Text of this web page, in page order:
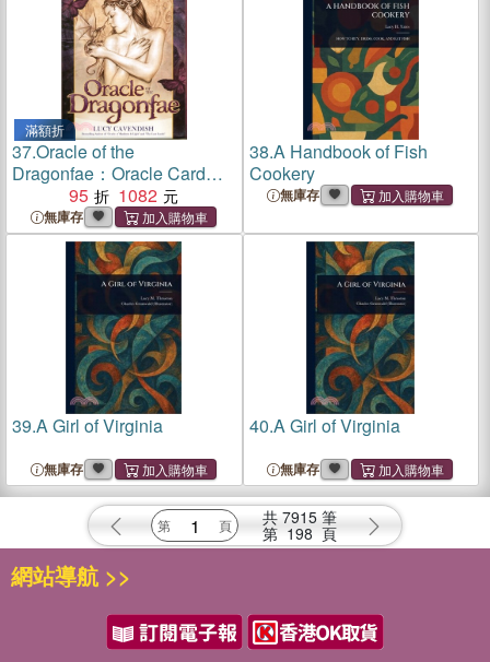
滿額折
37.Oracle of the
Dragonfae：Oracle Card
and Book Set
95 1082
無庫存
38.A Handbook of Fish
Cookery
無庫存
39.A Girl of Virginia
無庫存
40.A Girl of Virginia
無庫存
共 7915 筆
第 198 頁
網站導航 >>